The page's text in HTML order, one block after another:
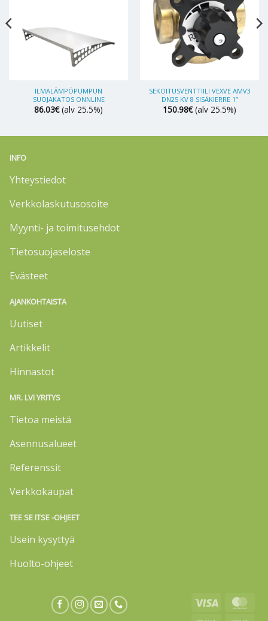
ILMALÄMPÖPUMPUN
SUOJAKATOS ONNLINE
86.03€ (alv 25.5%)
SEKOITUSVENTTIILI VEXVE AMV3
DN25 KV 8 SISÄKIERRE 1”
150.98€ (alv 25.5%)
INFO
Yhteystiedot
Verkkolaskutusosoite
Myynti- ja toimitusehdot
Tietosuojaseloste
Evästeet
AJANKOHTAISTA
Uutiset
Artikkelit
Hinnastot
MR. LVI YRITYS
Tietoa meistä
Asennusalueet
Referenssit
Verkkokaupat
TEE SE ITSE -OHJEET
Usein kysyttyä
Huolto-ohjeet
Visa